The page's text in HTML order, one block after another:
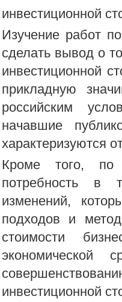
инвестиционной
Изучение работ
сделать вывод о
инвестиционной
прикладную
российским
начавшие
характеризуются
Кроме того, по
потребность в
изменений,
подходов и
стоимости
инвестиционной